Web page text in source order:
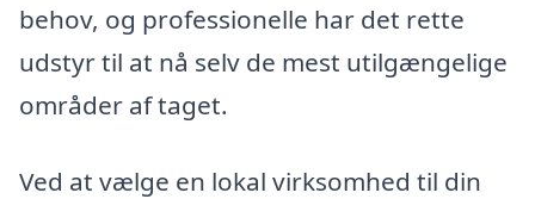
behov, og professionelle har det rette
udstyr til at nå selv de mest utilgængelige
områder af taget.
Ved at vælge en lokal virksomhed til din